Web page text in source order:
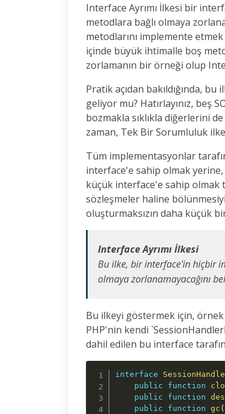
Interface Ayrımı İlkesi bir
metodlara bağlı olmaya
metodlarını implemente
içinde büyük ihtimalle boş
zorlamanın bir örneği olup
Pratik açıdan bakıldığında,
geliyor mu? Hatırlayınız,
bozmakla sıklıkla diğerlerini
zaman, Tek Bir Sorumluluk
Tüm implementasyonlar
interface'e sahip olmak
küçük interface'e sahip olmak
sözleşmeler haline
oluşturmaksızın daha küçük
Interface Ayrımı İlkesi
Bu ilke, bir interface'in hiçbir
olmaya zorlanamayacağını
Bu ilkeyi göstermek için, örnek
PHP'nin kendi
dahil edilen bu interface
interface
public
function
public
function
public
function gc (